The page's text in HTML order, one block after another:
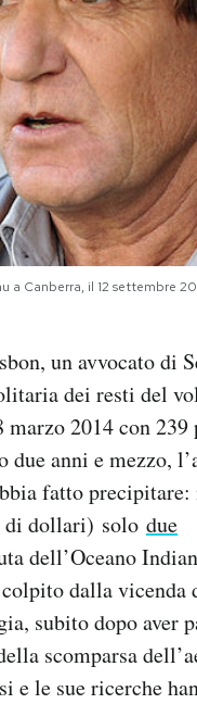
Canberra, il 12 settembre
un avvocato di
dei resti del
2014 con 239
due anni e mezzo,
fatto
di dollari) solo due
dell’Oceano
dalla vicenda
subito dopo aver
scomparsa
le sue ricerche